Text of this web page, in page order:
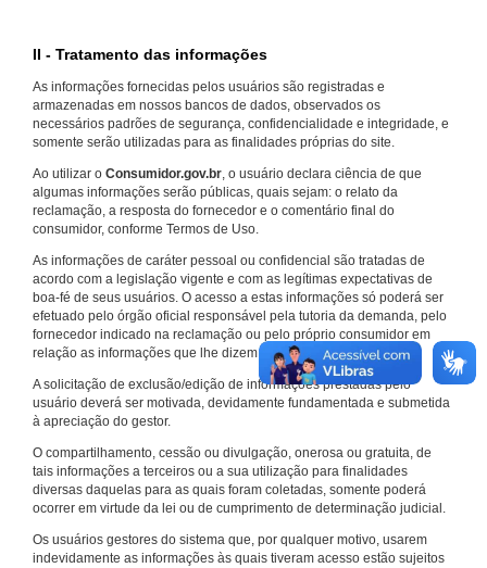
II - Tratamento das informações
As informações fornecidas pelos usuários são registradas e
armazenadas em nossos bancos de dados, observados os
necessários padrões de segurança, confidencialidade e integridade, e
somente serão utilizadas para as finalidades próprias do site.
Ao utilizar o Consumidor.gov.br, o usuário declara ciência de que
algumas informações serão públicas, quais sejam: o relato da
reclamação, a resposta do fornecedor e o comentário final do
consumidor, conforme Termos de Uso.
As informações de caráter pessoal ou confidencial são tratadas de
acordo com a legislação vigente e com as legítimas expectativas de
boa-fé de seus usuários. O acesso a estas informações só poderá ser
efetuado pelo órgão oficial responsável pela tutoria da demanda, pelo
fornecedor indicado na reclamação ou pelo próprio consumidor em
relação as informações que lhe dizem respeito.
A solicitação de exclusão/edição de informações prestadas pelo
usuário deverá ser motivada, devidamente fundamentada e submetida
à apreciação do gestor.
O compartilhamento, cessão ou divulgação, onerosa ou gratuita, de
tais informações a terceiros ou a sua utilização para finalidades
diversas daquelas para as quais foram coletadas, somente poderá
ocorrer em virtude da lei ou de cumprimento de determinação judicial.
Os usuários gestores do sistema que, por qualquer motivo, usarem
indevidamente as informações às quais tiveram acesso estão sujeitos